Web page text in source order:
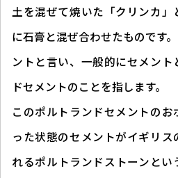
土を混ぜて焼いた「クリンカ」
に石膏と混ぜ合わせたものです
ントと言い、一般的にセメン
ドセメントのことを指します。
このポルトランドセメントの
った状態のセメントがイギリ
れるポルトランドストーンと